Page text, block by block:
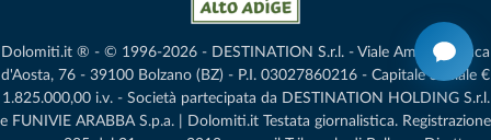
Dolomiti.it ® - © 1996-2026 - DESTINATION S.r.l. - Viale Amedeo Duca
d'Aosta, 76 - 39100 Bolzano (BZ) - P.I. 03027860216 - Capitale Sociale €
1.825.000,00 i.v. - Società partecipata da DESTINATION HOLDING S.r.l.
e FUNIVIE ARABBA S.p.a. | Dolomiti.it Testata giornalistica. Registrazione